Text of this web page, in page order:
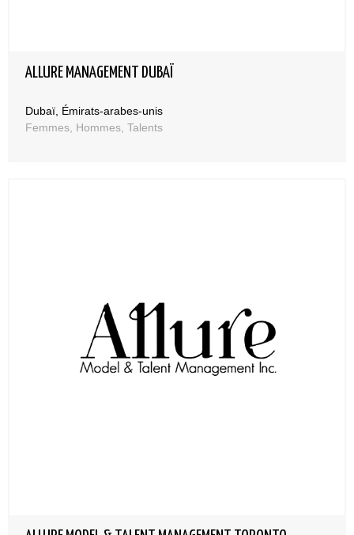
ALLURE MANAGEMENT DUBAÏ
Dubaï, Émirats-arabes-unis
Femmes, Hommes, Talents